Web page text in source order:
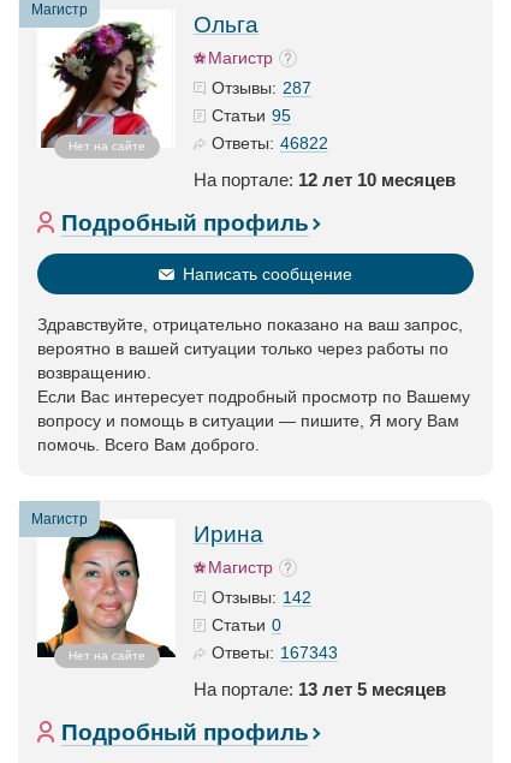
Магистр
Нет на сайте
Ольга
Магистр
Отзывы: 287
Статьи 95
Ответы: 46822
На портале: 12 лет 10 месяцев
Подробный профиль
Написать сообщение
Здравствуйте, отрицательно показано на ваш запрос,
вероятно в вашей ситуации только через работы по
возвращению.
Если Вас интересует подробный просмотр по Вашему
вопросу и помощь в ситуации — пишите, Я могу Вам
помочь. Всего Вам доброго.
Магистр
Нет на сайте
Ирина
Магистр
Отзывы: 142
Статьи 0
Ответы: 167343
На портале: 13 лет 5 месяцев
Подробный профиль